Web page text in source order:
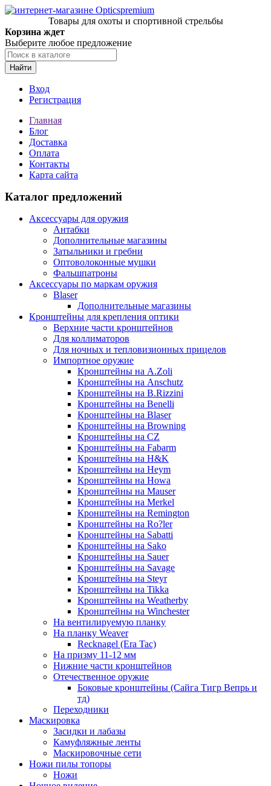
Товары для охоты и спортивной стрельбы
Корзина ждет
Выберите любое предложение
Найти
Вход
Регистрация
Главная
Блог
Доставка
Оплата
Контакты
Карта сайта
Каталог предложений
Аксессуары для оружия
Антабки
Дополнительные магазины
Затыльники и гребни
Оптоволоконные мушки
Фальшпатроны
Аксессуары по маркам оружия
Blaser
Дополнительные магазины
Кронштейны для крепления оптики
Верхние части кронштейнов
Для коллиматоров
Для ночных и тепловизионных прицелов
Импортное оружие
Кронштейны на A.Zoli
Кронштейны на Anschutz
Кронштейны на B.Rizzini
Кронштейны на Benelli
Кронштейны на Blaser
Кронштейны на Browning
Кронштейны на CZ
Кронштейны на Fabarm
Кронштейны на H&K
Кронштейны на Heym
Кронштейны на Howa
Кронштейны на Mauser
Кронштейны на Merkel
Кронштейны на Remington
Кронштейны на Ro?ler
Кронштейны на Sabatti
Кронштейны на Sako
Кронштейны на Sauer
Кронштейны на Savage
Кронштейны на Steyr
Кронштейны на Tikka
Кронштейны на Weatherby
Кронштейны на Winchester
На вентилируемую планку
На планку Weaver
Recknagel (Era Tac)
На призму 11-12 мм
Нижние части кронштейнов
Отечественное оружие
Боковые кронштейны (Сайга Тигр Вепрь и
тд)
Переходники
Маскировка
Засидки и лабазы
Камуфляжные ленты
Маскировочные сети
Ножи пилы топоры
Ножи